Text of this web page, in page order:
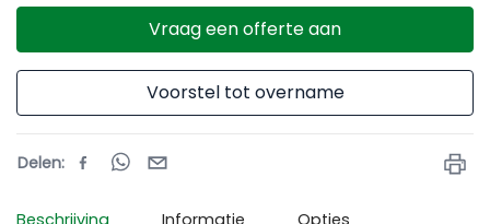
Vraag een offerte aan
Voorstel tot overname
Delen:
Beschrijving Informatie Opties